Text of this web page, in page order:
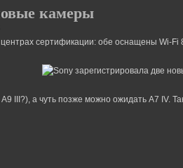
камеры
сертификации: обе оснащены Wi-Fi
III?), а чуть позже можно ожидать A7 IV.